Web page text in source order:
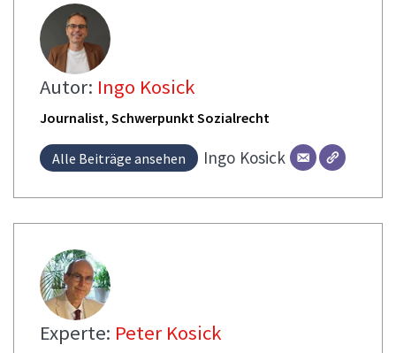
Autor: Ingo Kosick
Journalist, Schwerpunkt Sozialrecht
Alle Beiträge ansehen Ingo Kosick
Experte: Peter Kosick